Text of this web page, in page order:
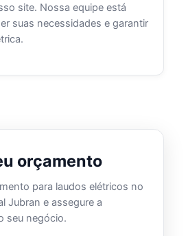
site. Nossa equipe está
suas necessidades e garantir
orçamento
para laudos elétricos no
Jubran e assegure a
seu negócio.